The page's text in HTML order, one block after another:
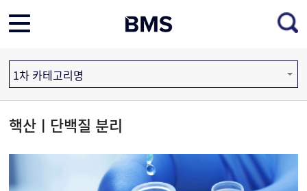
1차 카테고리명
핵산ㅣ단백질 분리